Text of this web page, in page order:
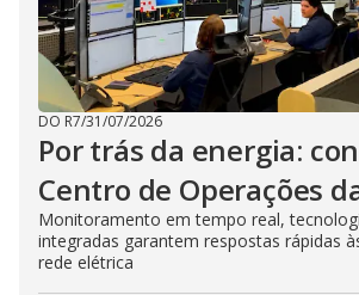
e
o
DO R7/31/07/2026
Por trás da energia:
Centro de Operações
Monitoramento em tempo real,
integradas garantem respostas rápidas
rede elétrica